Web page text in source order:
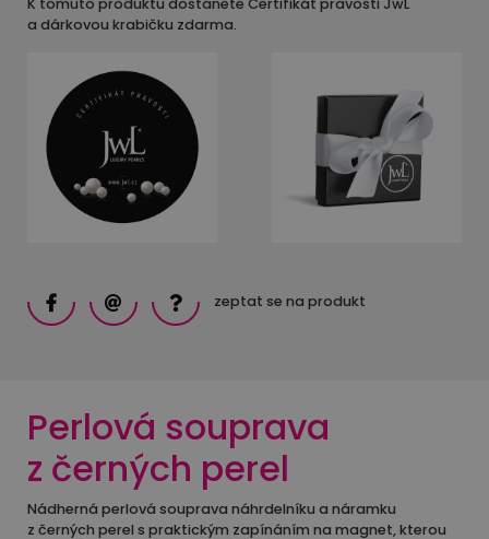
K tomuto produktu dostanete Certifikát pravosti JwL
a dárkovou krabičku zdarma.
zeptat se na produkt
Perlová souprava
z černých perel
Nádherná perlová souprava náhrdelníku a náramku
z černých perel s praktickým zapínáním na magnet, kterou